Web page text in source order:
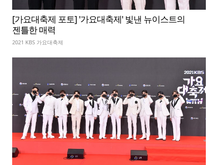
[가요대축제 포토] '가요대축제' 빛낸 뉴이스트의
젠틀한 매력
2021 KBS 가요대축제